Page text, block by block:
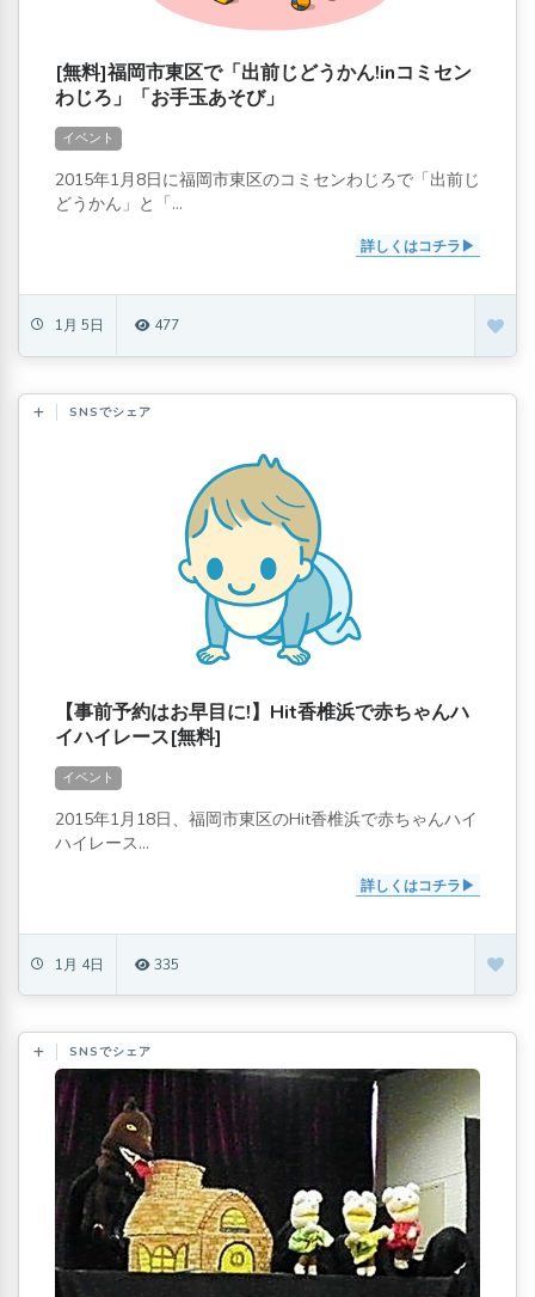
[無料]福岡市東区で「出前じどうかん!inコミセン
わじろ」「お手玉あそび」
イベント
2015年1月8日に福岡市東区のコミセンわじろで「出前じ
どうかん」と「...
詳しくはコチラ
1月 5日 477
SNSでシェア
【事前予約はお早目に!】Hit香椎浜で赤ちゃんハ
イハイレース[無料]
イベント
2015年1月18日、福岡市東区のHit香椎浜で赤ちゃんハイ
ハイレース...
詳しくはコチラ
1月 4日 335
SNSでシェア